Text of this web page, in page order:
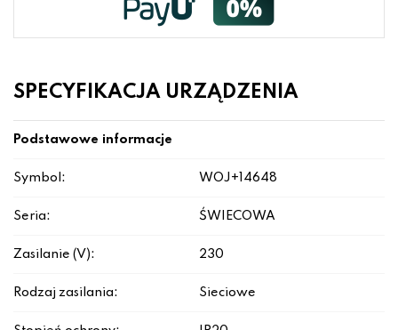
SPECYFIKACJA URZĄDZENIA
Podstawowe informacje
Symbol: WOJ+14648
Seria: ŚWIECOWA
Zasilanie (V): 230
Rodzaj zasilania: Sieciowe